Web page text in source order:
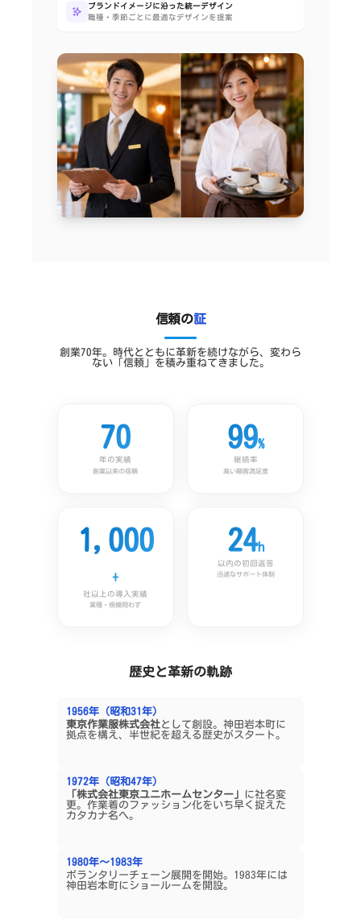
ブランドイメージに沿った統一デザイン
職種・季節ごとに最適なデザインを提案
信頼の証
創業70年。時代とともに革新を続けながら、変わら
ない「信頼」を積み重ねてきました。
70
年の実績
創業以来の信頼
99%
継続率
高い顧客満足度
1,000
+
社以上の導入実績
業種・規模問わず
24h
以内の初回返答
迅速なサポート体制
歴史と革新の軌跡
1956年（昭和31年）
東京作業服株式会社として創設。神田岩本町に
拠点を構え、半世紀を超える歴史がスタート。
1972年（昭和47年）
「株式会社東京ユニホームセンター」 に社名変
更。作業着のファッション化をいち早く捉えた
カタカナ名へ。
1980年〜1983年
ボランタリーチェーン展開を開始。1983年には
神田岩本町にショールームを開設。